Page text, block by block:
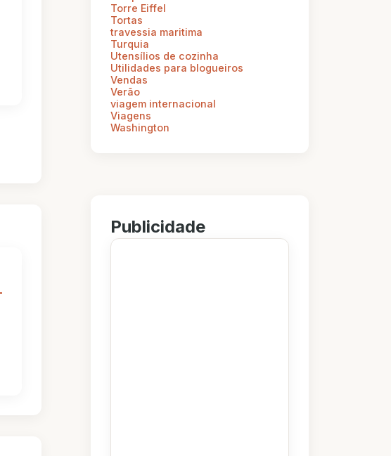
Torre Eiffel
Tortas
travessia maritima
Turquia
Utensílios de cozinha
Utilidades para blogueiros
Vendas
Verão
viagem internacional
Viagens
Washington
Publicidade